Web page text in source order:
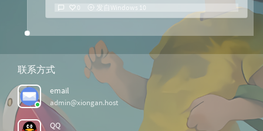
0 发自Windows 10
联系方式
email
admin@xiongan.host
QQ